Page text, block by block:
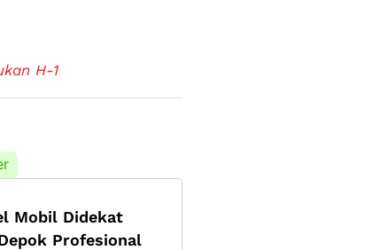
H-1
Mobil Didekat
Profesional